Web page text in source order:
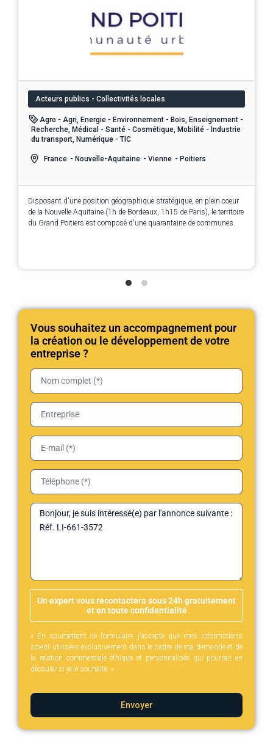
Acteurs publics - Collectivités locales
Agro - Agri, Energie - Environnement - Bois, Enseignement -
Recherche, Médical - Santé - Cosmétique, Mobilité - Industrie
du transport, Numérique - TIC
France - Nouvelle-Aquitaine - Vienne - Poitiers
Disposant d'une position géographique stratégique, en plein coeur
de la Nouvelle Aquitaine (1h de Bordeaux, 1h15 de Paris), le territoire
du Grand Poitiers est composé d'une quarantaine de communes.
Vous souhaitez un accompagnement pour
la création ou le développement de votre
entreprise ?
Un expert vous recontactera sous 24h gratuitement
et en toute confidentialité
« En soumettant ce formulaire, j’accepte que mes informations
soient utilisées exclusivement dans le cadre de ma demande et de
la relation commerciale éthique et personnalisée qui pourrait en
découler si je le souhaite. »
Envoyer